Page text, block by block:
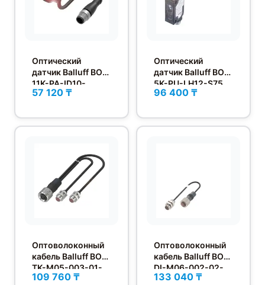
Оптический
датчик Balluff BOS
11K-PA-ID10-
00,15-S4
57 120 ₸
Оптический
датчик Balluff BOS
5K-PU-LH12-S75
96 400 ₸
Оптоволоконный
кабель Balluff BOH
TK-M05-003-01-
S49F
109 760 ₸
Оптоволоконный
кабель Balluff BOH
DI-M06-002-02-
S49F
133 040 ₸